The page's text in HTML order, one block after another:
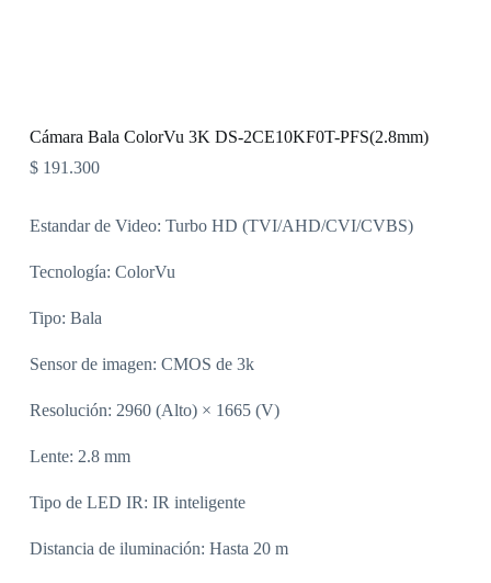
Cámara Bala ColorVu 3K DS-2CE10KF0T-PFS(2.8mm)
$191.300
Estandar de Video: Turbo HD (TVI/AHD/CVI/CVBS)
Tecnología: ColorVu
Tipo: Bala
Sensor de imagen: CMOS de 3k
Resolución: 2960 (Alto) × 1665 (V)
Lente: 2.8 mm
Tipo de LED IR: IR inteligente
Distancia de iluminación: Hasta 20 m